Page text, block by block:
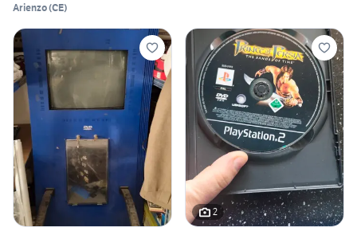
Arienzo(CE)
2